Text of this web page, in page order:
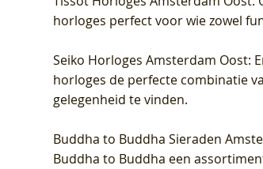
horloges perfect voor wie zowel
Seiko Horloges Amsterdam Oost:
horloges de perfecte combinatie
gelegenheid te vinden.
Buddha to Buddha Sieraden
Buddha to Buddha een